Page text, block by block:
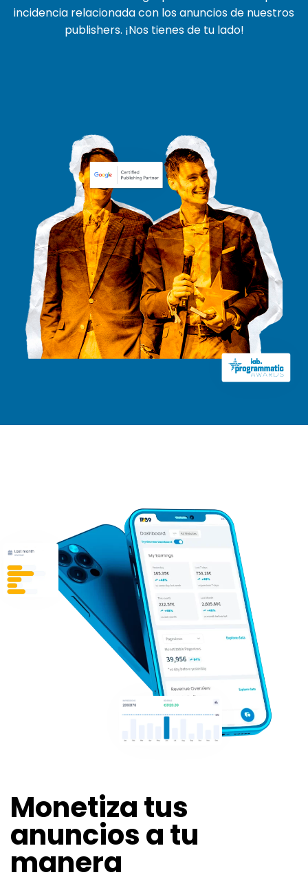
incidencia relacionada con los anuncios de nuestros
publishers. ¡Nos tienes de tu lado!
Monetiza tus
anuncios a tu
manera